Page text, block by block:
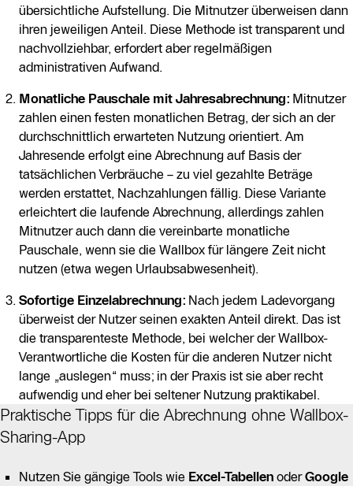
übersichtliche Aufstellung. Die Mitnutzer überweisen dann
ihren jeweiligen Anteil. Diese Methode ist transparent und
nachvollziehbar, erfordert aber regelmäßigen
administrativen Aufwand.
Monatliche Pauschale mit Jahresabrechnung: Mitnutzer
zahlen einen festen monatlichen Betrag, der sich an der
durchschnittlich erwarteten Nutzung orientiert. Am
Jahresende erfolgt eine Abrechnung auf Basis der
tatsächlichen Verbräuche – zu viel gezahlte Beträge
werden erstattet, Nachzahlungen fällig. Diese Variante
erleichtert die laufende Abrechnung, allerdings zahlen
Mitnutzer auch dann die vereinbarte monatliche
Pauschale, wenn sie die Wallbox für längere Zeit nicht
nutzen (etwa wegen Urlaubsabwesenheit).
Sofortige Einzelabrechnung: Nach jedem Ladevorgang
überweist der Nutzer seinen exakten Anteil direkt. Das ist
die transparenteste Methode, bei welcher der Wallbox-
Verantwortliche die Kosten für die anderen Nutzer nicht
lange „auslegen“ muss; in der Praxis ist sie aber recht
aufwendig und eher bei seltener Nutzung praktikabel.
Praktische Tipps für die Abrechnung ohne Wallbox-
Sharing-App
Nutzen Sie gängige Tools wie Excel-Tabellen oderGoogle